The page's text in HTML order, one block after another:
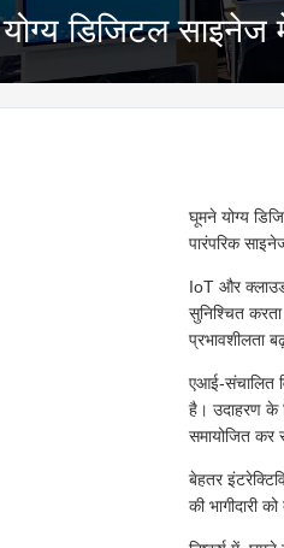
डिजिटल साइनेज
घूमने योग्य
पारंपरिक
IoT और
सुनिश्चित
प्रभावशीलता
एआई-संचालित
है। उदाहरण के
समायोजित
बेहतर
की भागीदारी